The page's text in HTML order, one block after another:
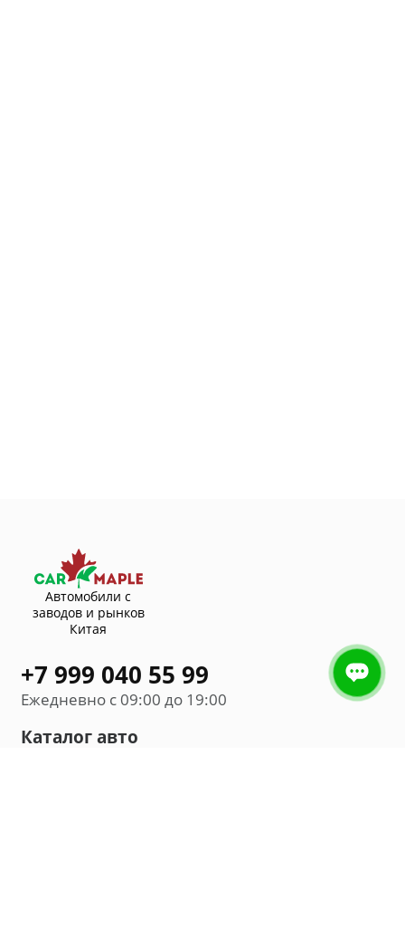
Автомобили с
заводов и рынков
Китая
+7 999 040 55 99
Ежедневно с 09:00 до 19:00
Каталог авто